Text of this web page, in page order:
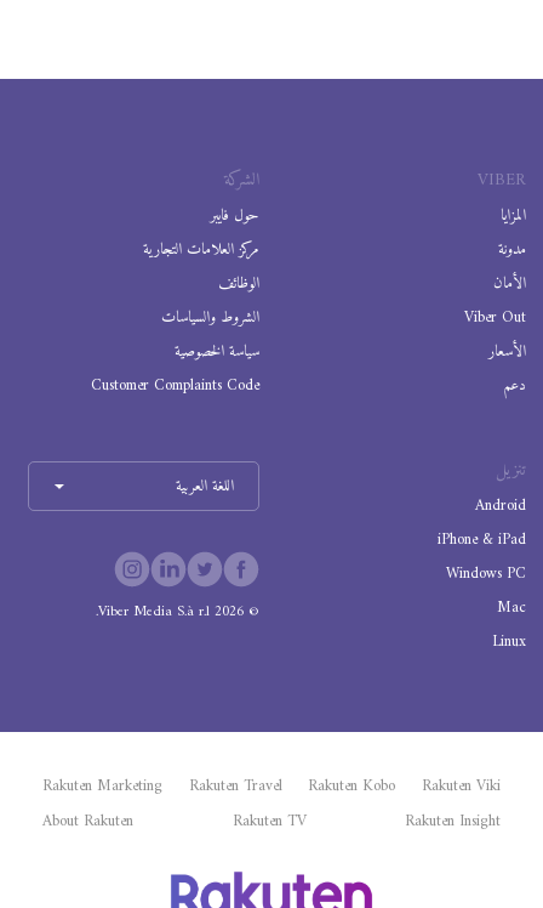
VIBER
المزايا
مدونة
الأمان
Viber Out
الأسعار
دعم
الشركة
حول فايبر
مركز العلامات التجارية
الوظائف
الشروط والسياسات
سياسة الخصوصية
Customer Complaints Code
تنزيل
Android
iPhone & iPad
Windows PC
Mac
Linux
اللغة العربية
©
2026
Viber Media S.à r.l.
Rakuten Viki
Rakuten Kobo
Rakuten Travel
Rakuten Marketing
Rakuten Insight
Rakuten TV
About Rakuten